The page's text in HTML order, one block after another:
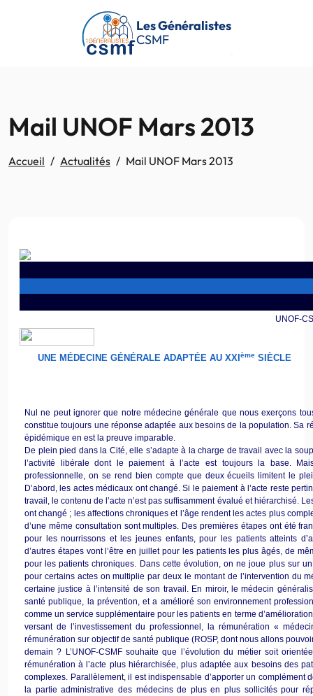
Passer au contenu principal
Les Généralistes
CSMF
Mail UNOF Mars 2013
Accueil Actualités Mail UNOF Mars 2013
UNOF-
UNE MÉDECINE GÉNÉRALE ADAPTÉE AU XXIème SIÈCLE
Nul ne peut ignorer que notre médecine générale que nous exerçons
constitue toujours une réponse adaptée aux besoins de la population. Sa
épidémique en est la preuve imparable.
De plein pied dans la Cité, elle s’adapte à la charge de travail avec la
l’activité libérale dont le paiement à l’acte est toujours la base.
professionnelle, on se rend bien compte que deux écueils limitent le
D’abord, les actes médicaux ont changé. Si le paiement à l’acte reste
travail, le contenu de l’acte n’est pas suffisamment évalué et hiérarchisé.
ont changé ; les affections chroniques et l’âge rendent les actes plus
d’une même consultation sont multiples. Des premières étapes ont été
pour les nourrissons et les jeunes enfants, pour les patients atteints
d’autres étapes vont l’être en juillet pour les patients les plus âgés, de
pour les patients chroniques. Dans cette évolution, on ne joue plus sur
pour certains actes on multiplie par deux le montant de l’intervention du
certaine justice à l’intensité de son travail. En miroir, le médecin
santé publique, la prévention, et a amélioré son environnement
comme un service supplémentaire pour les patients en terme
versant de l’investissement du professionnel, la rémunération «
rémunération sur objectif de santé publique (ROSP, dont nous allons
demain ? L’UNOF-CSMFsouhaite que l’évolution du métier soit
rémunération à l’acte plus hiérarchisée, plus adaptée aux besoins des
complexes. Parallèlement, il est indispensable d’apporter un complément
la partie administrative des médecins de plus en plus sollicités pour